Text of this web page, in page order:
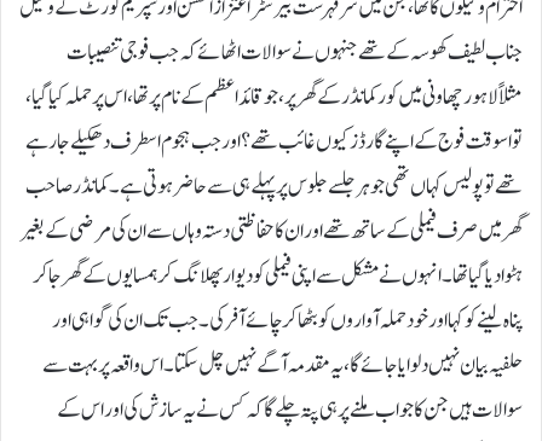
احترام وکیلوں کا تھا، جن میں سر فہرست بیرسٹر اعتزاز احسن اور سپریم کورٹ کے وکیل
جناب لطیف کھوسہ کے تھے جنہوں نے سوالات اٹھائے کہ جب فوجی تنصیبات
مثلاًلاہور چھاونی میں کور کمانڈر کے گھر پر ، جو قائد اعظم کے نام پر تھا، اس پر حملہ کیا گیا،
تو اسوقت فوج کے اپنے گارڈز کیوں غائب تھے؟ اور جب ہجوم اسطرف دھکیلے جا رہے
تھے تو پولیس کہاں تھی جو ہر جلسے جلوس پر پہلے ہی سے حاضر ہوتی ہے۔ کمانڈر صاحب
گھر میں صرف فیملی کے ساتھ تھے اور ان کا حفاظتی دستہ وہاں سے ان کی مرضی کے بغیر
ہٹوا دیا گیا تھا۔انہوں نے مشکل سے اپنی فیملی کو دیوار پھلانگ کر ہمسایوں کے گھر جا کر
پناہ لینے کو کہا اور خود حملہ آواروں کو بٹھا کر چائے آفر کی۔ جب تک ان کی گواہی اور
حلفیہ بیان نہیں دلوایا جائے گا، یہ مقدمہ آگے نہیں چل سکتا۔ اس واقعہ پر بہت سے
سوالات ہیں جن کا جواب ملنے پر ہی پتہ چلے گا کہ کس نے یہ سازش کی اور اس کے